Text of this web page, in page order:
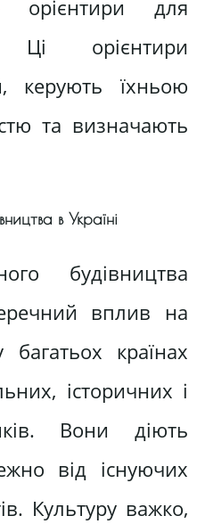
орієнтири для
Ці орієнтири
керують їхньою
та визначають
в Україні
будівництва
вплив на
країнах
історичних і
Вони діють
від існуючих
Культуру важко,